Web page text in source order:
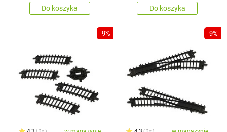
Do koszyka Do koszyka
-9% -9%